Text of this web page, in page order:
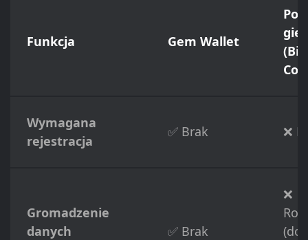
Funkcja Gem Wallet
Wymagana
rejestracja
✅ Brak ❌
Gromadzenie
danych
✅ Brak
❌